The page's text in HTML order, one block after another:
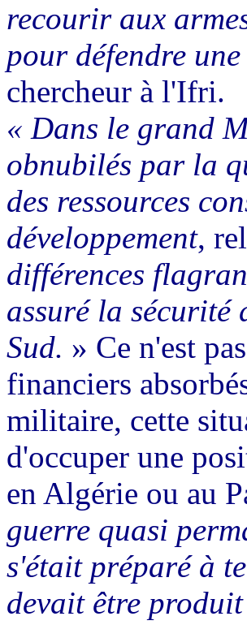
recourir aux
pour défendre une
chercheur à l'Ifri.
« Dans le grand
obnubilés par la
des ressources
développement,
différences
assuré la sécurité
Sud. » Ce n'est
financiers
militaire, cette
d'occuper une
en Algérie ou au
guerre quasi
s'était préparé à
devait être